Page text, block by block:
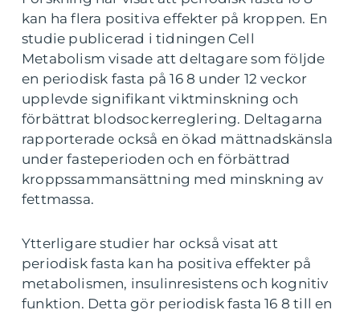
kan ha flera positiva effekter på kroppen. En
studie publicerad i tidningen Cell
Metabolism visade att deltagare som följde
en periodisk fasta på 16 8 under 12 veckor
upplevde signifikant viktminskning och
förbättrat blodsockerreglering. Deltagarna
rapporterade också en ökad mättnadskänsla
under fasteperioden och en förbättrad
kroppssammansättning med minskning av
fettmassa.
Ytterligare studier har också visat att
periodisk fasta kan ha positiva effekter på
metabolismen, insulinresistens och kognitiv
funktion. Detta gör periodisk fasta 16 8 till en